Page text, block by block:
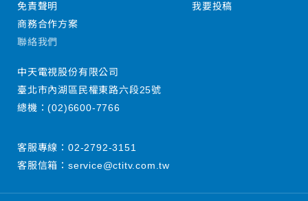
免責聲明
商務合作方案
我要投稿
聯絡我們
中天電視股份有限公司
臺北市內湖區民權東路六段25號
總機：(02)6600-7766
客服專線： 02-2792-3151
客服信箱： service@ctitv.com.tw